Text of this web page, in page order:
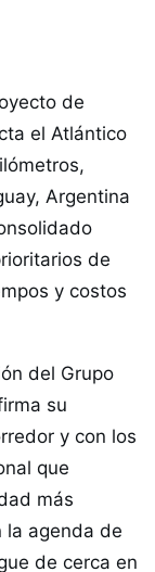
de
el Atlántico
Argentina
de
y costos
del Grupo
su
y con los
que
más
la agenda de
de cerca en